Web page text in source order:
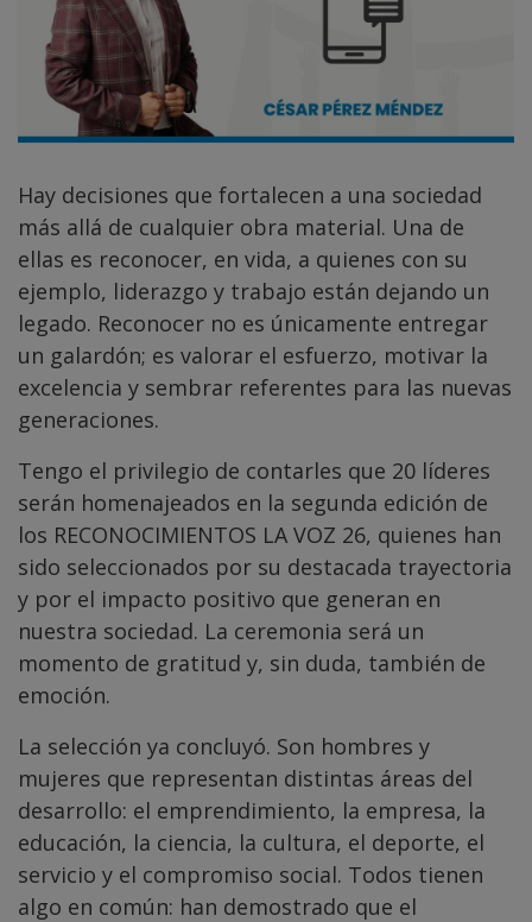
Hay decisiones que fortalecen a una sociedad
más allá de cualquier obra material. Una de
ellas es reconocer, en vida, a quienes con su
ejemplo, liderazgo y trabajo están dejando un
legado. Reconocer no es únicamente entregar
un galardón; es valorar el esfuerzo, motivar la
excelencia y sembrar referentes para las nuevas
generaciones.
Tengo el privilegio de contarles que 20 líderes
serán homenajeados en la segunda edición de
los RECONOCIMIENTOS LA VOZ 26, quienes han
sido seleccionados por su destacada trayectoria
y por el impacto positivo que generan en
nuestra sociedad. La ceremonia será un
momento de gratitud y, sin duda, también de
emoción.
La selección ya concluyó. Son hombres y
mujeres que representan distintas áreas del
desarrollo: el emprendimiento, la empresa, la
educación, la ciencia, la cultura, el deporte, el
servicio y el compromiso social. Todos tienen
algo en común: han demostrado que el